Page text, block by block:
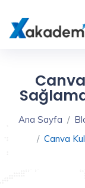
Ana Sayfa
Canva